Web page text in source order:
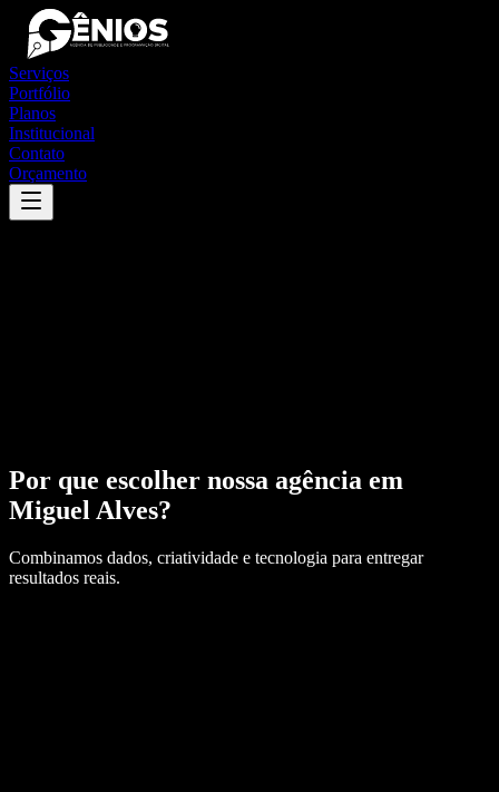
Serviços
Portfólio
Planos
Institucional
Contato
Orçamento
Por que escolher nossa agência em
Miguel Alves?
Combinamos dados, criatividade e tecnologia para entregar
resultados reais.